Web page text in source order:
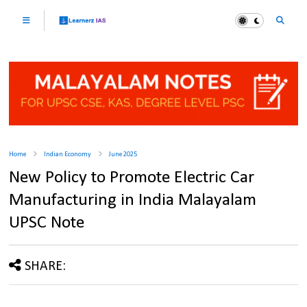
Home Indian Economy June 2025
New Policy to Promote Electric Car
Manufacturing in India Malayalam
UPSC Note
SHARE: